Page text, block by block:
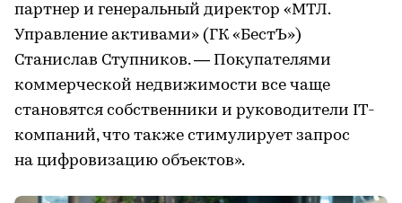
партнер и генеральный директор «МТЛ.
Управление активами» (ГК «БестЪ»)
Станислав Ступников. — Покупателями
коммерческой недвижимости все чаще
становятся собственники и руководители IT-
компаний, что также стимулирует запрос
на цифровизацию объектов».